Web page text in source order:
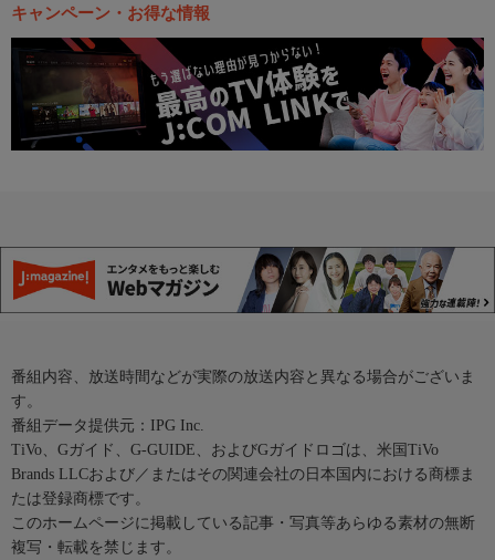
キャンペーン・お得な情報
番組内容、放送時間などが実際の放送内容と異なる場合がございま
す。
番組データ提供元：IPG Inc.
TiVo、Gガイド、G-GUIDE、およびGガイドロゴは、米国TiVo
Brands LLCおよび／またはその関連会社の日本国内における商標ま
たは登録商標です。
このホームページに掲載している記事・写真等あらゆる素材の無断
複写・転載を禁じます。